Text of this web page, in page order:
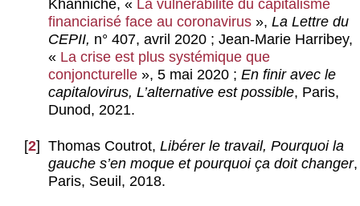
Khanniche, « La vulnérabilité du capitalisme
financiarisé face au coronavirus », La Lettre du
CEPII, n° 407, avril 2020 ; Jean-Marie Harribey,
« La crise est plus systémique que
conjoncturelle », 5 mai 2020 ; En finir avec le
capitalovirus, L’alternative est possible, Paris,
Dunod, 2021.
[2] Thomas Coutrot, Libérer le travail, Pourquoi la
gauche s’en moque et pourquoi ça doit changer,
Paris, Seuil, 2018.